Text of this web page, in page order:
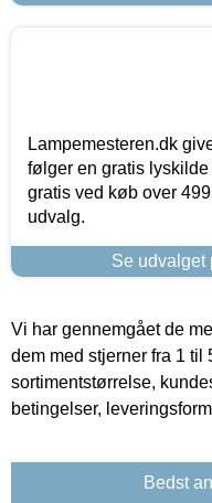
Lampemesteren.dk
følger en gratis
gratis ved køb over
udvalg.
Se udvalget
Vi har gennemgået de
dem med stjerner fra 1 til
sortimentstørrelse,
betingelser,
Bedst